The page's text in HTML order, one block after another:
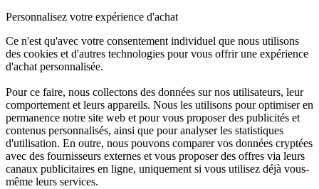
Personnalisez votre expérience d'achat
Ce n'est qu'avec votre consentement individuel que nous utilisons
des cookies et d'autres technologies pour vous offrir une expérience
d'achat personnalisée.
Pour ce faire, nous collectons des données sur nos utilisateurs, leur
comportement et leurs appareils. Nous les utilisons pour optimiser en
permanence notre site web et pour vous proposer des publicités et
contenus personnalisés, ainsi que pour analyser les statistiques
d'utilisation. En outre, nous pouvons comparer vos données cryptées
avec des fournisseurs externes et vous proposer des offres via leurs
canaux publicitaires en ligne, uniquement si vous utilisez déjà vous-
même leurs services.